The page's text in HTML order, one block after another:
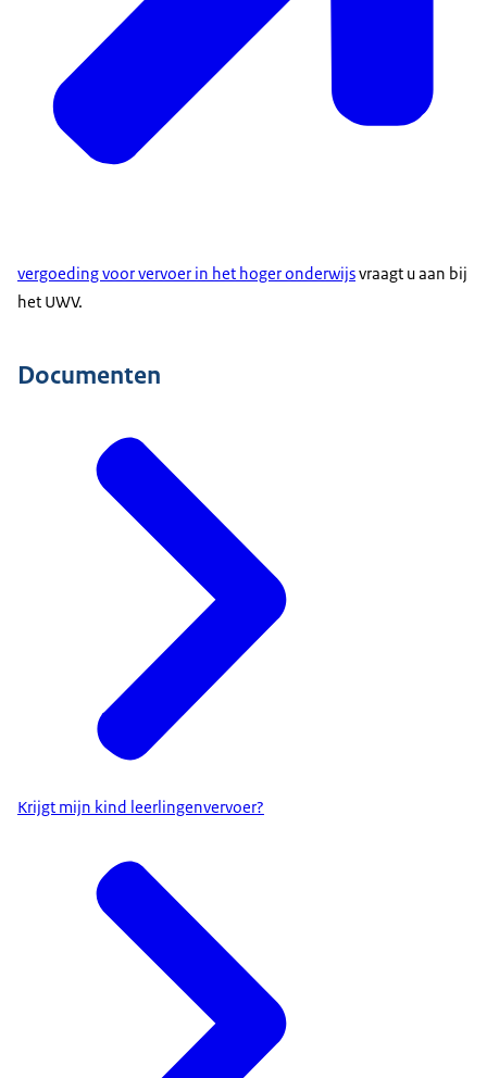
vergoeding voor vervoer in het hoger onderwijsvraagt u aan bij
het UWV.
Documenten
Krijgt mijn kind leerlingenvervoer?